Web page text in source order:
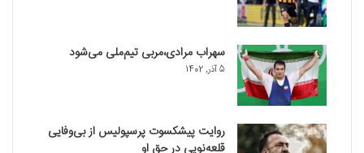
سهراب مرادی،مربی تیم‌ملی می‌شود
5 آذر, 1402
روایت پیشکسوت پرسپولیس از بی‌وفایی